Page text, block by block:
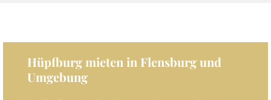
Hüpfburg mieten in Flensburg und
Umgebung